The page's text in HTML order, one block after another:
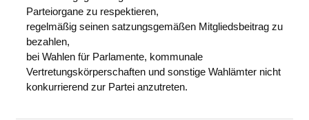
Parteiorgane zu respektieren,
regelmäßig seinen satzungsgemäßen Mitgliedsbeitrag zu
bezahlen,
bei Wahlen für Parlamente, kommunale
Vertretungskörperschaften und sonstige Wahlämter nicht
konkurrierend zur Partei anzutreten.